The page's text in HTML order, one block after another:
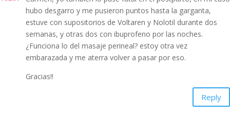
hubo desgarro y me pusieron puntos hasta la garganta,
estuve con supositorios de Voltaren y Nolotil durante dos
semanas, y otras dos con ibuprofeno por las noches.
¿Funciona lo del masaje perineal? estoy otra vez
embarazada y me aterra volver a pasar por eso.
Gracias!!
Reply